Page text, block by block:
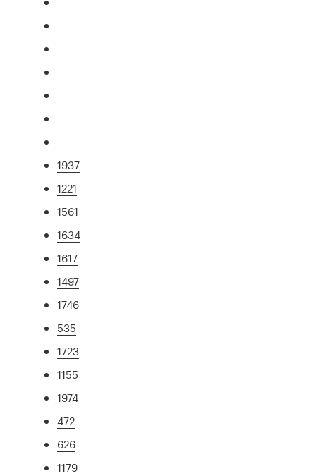
1937
1221
1561
1634
1617
1497
1746
535
1723
1155
1974
472
626
1179